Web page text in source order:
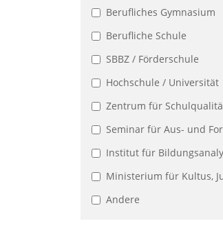
Berufliches Gymnasium
Berufliche Schule
SBBZ / Förderschule
Hochschule / Universität
Zentrum für
Seminar für Aus- und
Institut für
Ministerium für Kultus,
Andere